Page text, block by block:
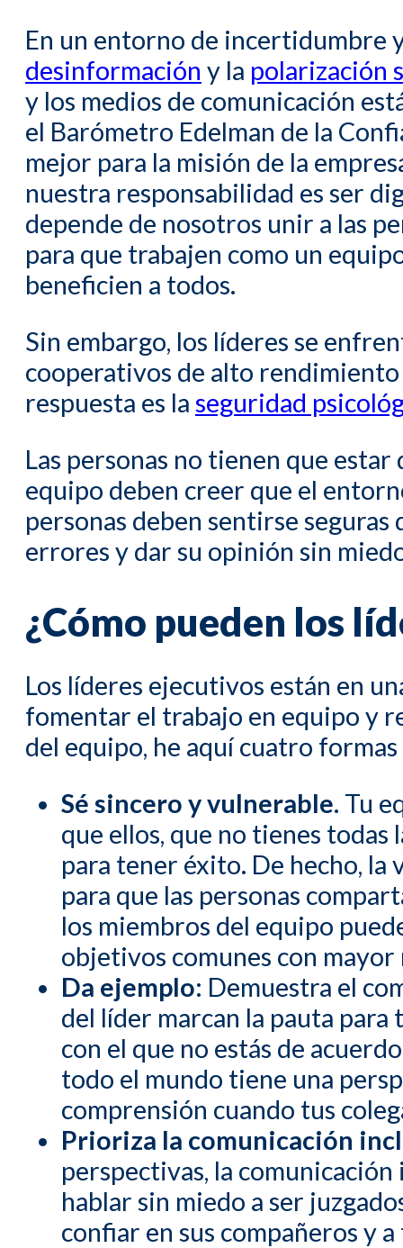
En un entorno de incertidumbre
desinformación y la polarización
y los medios de comunicación
el Barómetro Edelman de la
mejor para la misión de la
nuestra responsabilidad es ser
depende de nosotros unir a las
para que trabajen como un
beneficien a todos.
Sin embargo, los líderes se
cooperativos de alto rendimiento
respuesta es la seguridad
Las personas no tienen que
equipo deben creer que el
personas deben sentirse
errores y dar su opinión sin
¿Cómo pueden los
Los líderes ejecutivos están en
fomentar el trabajo en equipo y
del equipo, he aquí cuatro
Sé sincero y vulnerable. Tu
que ellos, que no tienes todas
para tener éxito. De hecho,
para que las personas
los miembros del equipo
objetivos comunes con mayor
Da ejemplo: Demuestra el
del líder marcan la pauta
con el que no estás de
todo el mundo tiene una
comprensión cuando tus
Prioriza la comunicación
perspectivas, la
hablar sin miedo a ser
confiar en sus compañeros y